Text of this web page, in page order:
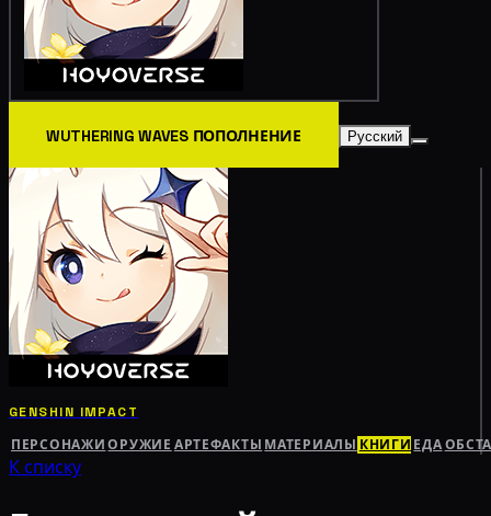
WUTHERING WAVES ПОПОЛНЕНИЕ Русский
GENSHIN IMPACT
ПЕРСОНАЖИ ОРУЖИЕ АРТЕФАКТЫ МАТЕРИАЛЫ КНИГИ ЕДА
К списку